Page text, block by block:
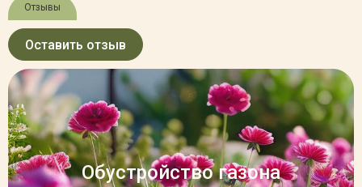
Отзывы
Оставить отзыв
Обустройство газона